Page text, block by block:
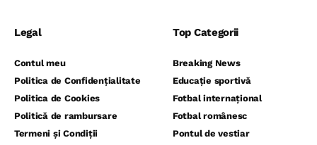
Legal
Contul meu
Politica de Confidențialitate
Politica de Cookies
Politică de rambursare
Termeni și Condiții
Top Categorii
Breaking News
Educație sportivă
Fotbal internațional
Fotbal românesc
Pontul de vestiar